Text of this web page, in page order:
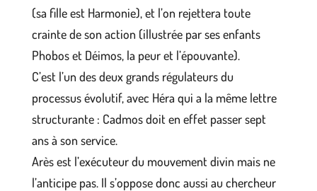
(sa fille est Harmonie), et l’on rejettera toute
crainte de son action (illustrée par ses enfants
Phobos et Déimos, la peur et l’épouvante).
C’est l’un des deux grands régulateurs du
processus évolutif, avec Héra qui a la même lettre
structurante : Cadmos doit en effet passer sept
ans à son service.
Arès est l’exécuteur du mouvement divin mais ne
l’anticipe pas. Il s’oppose donc aussi au chercheur